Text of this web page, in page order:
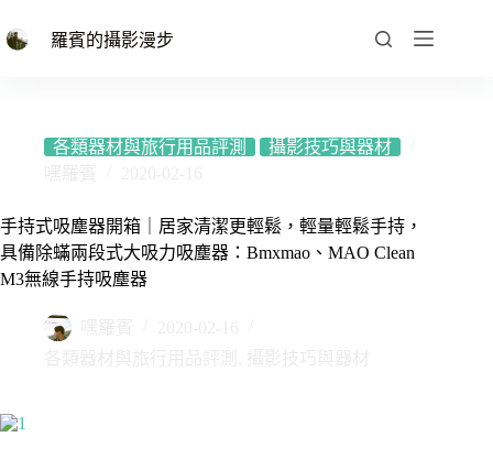
至
羅賓的攝影漫步
各類器材與旅行用品評測
攝影技巧與器材
手持式吸塵器開箱｜居家清潔更輕鬆，輕量輕鬆手持，
具備除蟎兩段式大吸力吸塵器：Bmxmao、MAO Clean
M3無線手持吸塵器